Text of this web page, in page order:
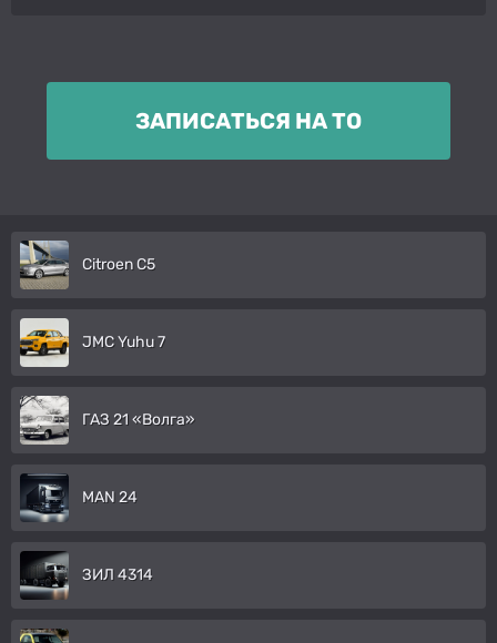
ЗАПИСАТЬСЯ НА ТО
Citroen C5
JMC Yuhu 7
ГАЗ 21 «Волга»
MAN 24
ЗИЛ 4314